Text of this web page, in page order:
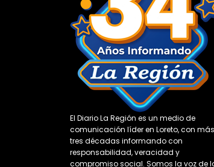
El Diario La Región es un medio de
comunicación líder en Loreto, con
tres décadas informando con
responsabilidad, veracidad y
compromiso social. Somos la voz de